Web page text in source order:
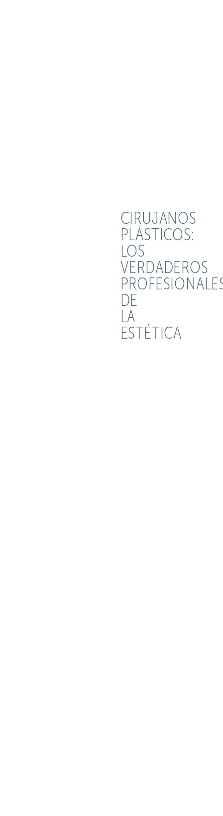
CIRUJANOS
PLÁSTICOS:
LOS
VERDADEROS
DE
LA
ESTÉTICA